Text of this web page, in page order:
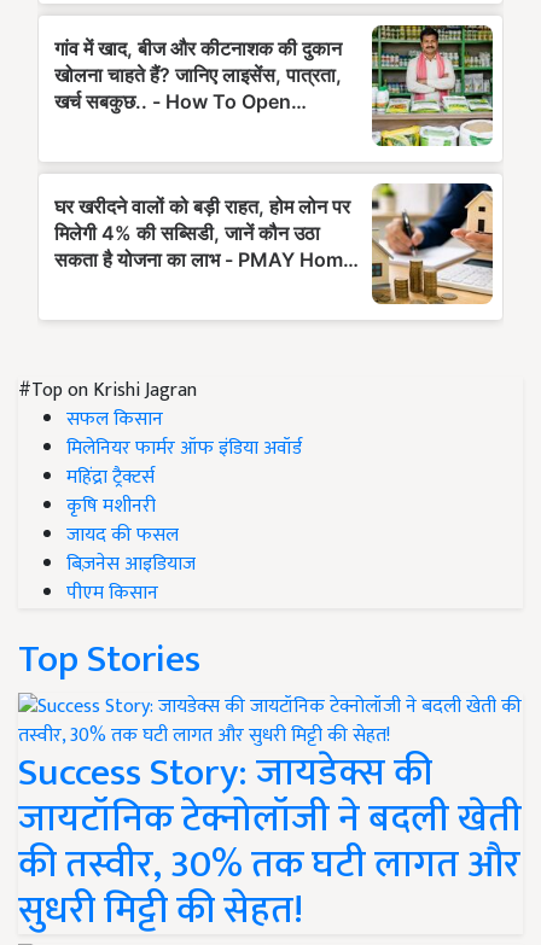
#Top on Krishi Jagran
सफल किसान
मिलेनियर फार्मर ऑफ इंडिया अवॉर्ड
महिंद्रा ट्रैक्टर्स
कृषि मशीनरी
जायद की फसल
बिज़नेस आइडियाज
पीएम किसान
Top Stories
Success Story: जायडेक्स की
जायटॉनिक टेक्नोलॉजी ने बदली खेती
की तस्वीर, 30% तक घटी लागत और
सुधरी मिट्टी की सेहत!